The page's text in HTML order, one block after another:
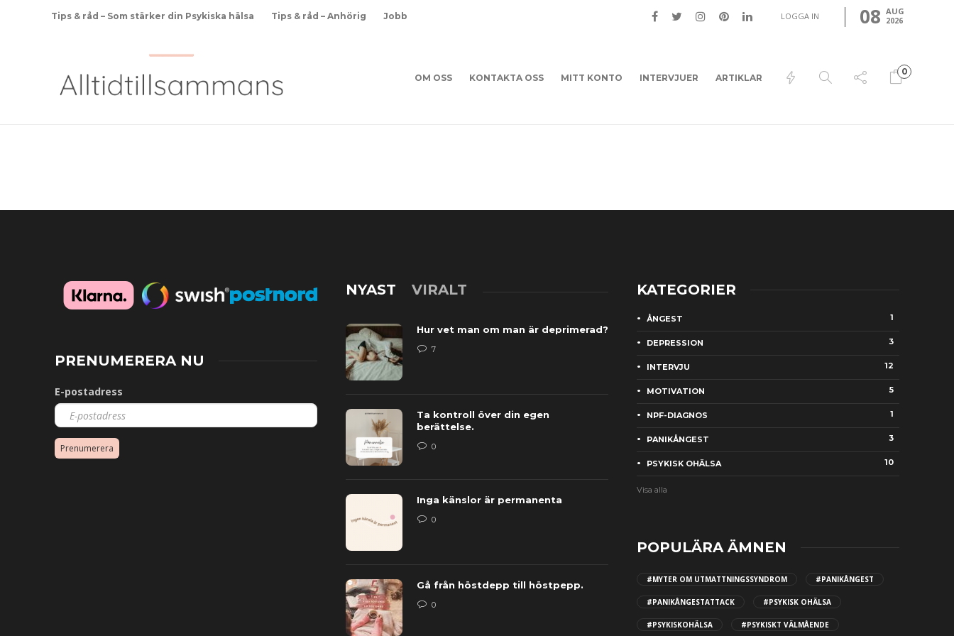
Tips & råd – Som stärker din Psykiska hälsa Tips & råd – Anhörig Jobb LOGGA IN 08 AUG
2026
OM OSS KONTAKTA OSS MITT KONTO INTERVJUER ARTIKLAR
0
PRENUMERERA NU
E-postadress
Prenumerera
NYAST VIRALT
Hur vet man om man är deprimerad?
7
Ta kontroll över din egen
berättelse.
0
Inga känslor är permanenta
0
Gå från höstdepp till höstpepp.
0
KATEGORIER
ÅNGEST 1
DEPRESSION 3
INTERVJU 12
MOTIVATION 5
NPF-DIAGNOS 1
PANIKÅNGEST 3
PSYKISK OHÄLSA 10
Visa alla
POPULÄRA ÄMNEN
#MYTER OM UTMATTNINGSSYNDROM #PANIKÅNGEST
#PANIKÅNGESTATTACK #PSYKISK OHÄLSA
#PSYKISKOHÄLSA #PSYKISKT VÄLMÅENDE